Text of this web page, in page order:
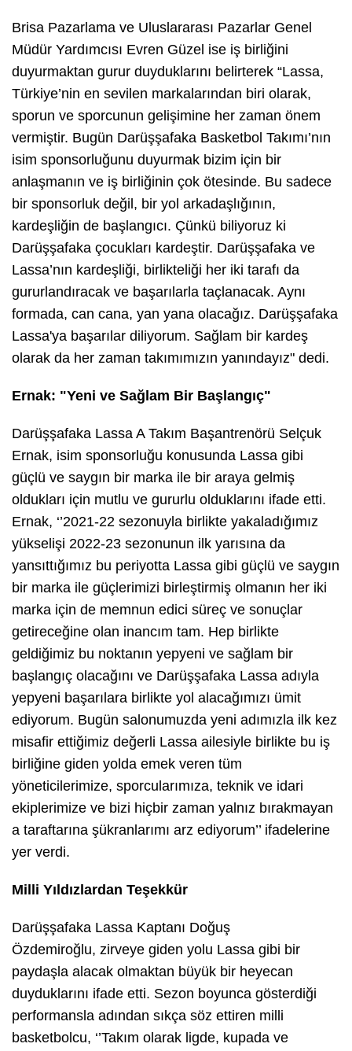
Brisa Pazarlama ve Uluslararası Pazarlar Genel
Müdür Yardımcısı Evren Güzel ise iş birliğini
duyurmaktan gurur duyduklarını belirterek “Lassa,
Türkiye’nin en sevilen markalarından biri olarak,
sporun ve sporcunun gelişimine her zaman önem
vermiştir. Bugün Darüşşafaka Basketbol Takımı’nın
isim sponsorluğunu duyurmak bizim için bir
anlaşmanın ve iş birliğinin çok ötesinde. Bu sadece
bir sponsorluk değil, bir yol arkadaşlığının,
kardeşliğin de başlangıcı. Çünkü biliyoruz ki
Darüşşafaka çocukları kardeştir. Darüşşafaka ve
Lassa’nın kardeşliği, birlikteliği her iki tarafı da
gururlandıracak ve başarılarla taçlanacak. Aynı
formada, can cana, yan yana olacağız. Darüşşafaka
Lassa'ya başarılar diliyorum. Sağlam bir kardeş
olarak da her zaman takımımızın yanındayız" dedi.
Ernak: "Yeni ve Sağlam Bir Başlangıç"
Darüşşafaka Lassa A Takım Başantrenörü Selçuk
Ernak, isim sponsorluğu konusunda Lassa gibi
güçlü ve saygın bir marka ile bir araya gelmiş
oldukları için mutlu ve gururlu olduklarını ifade etti.
Ernak, ‘’2021-22 sezonuyla birlikte yakaladığımız
yükselişi 2022-23 sezonunun ilk yarısına da
yansıttığımız bu periyotta Lassa gibi güçlü ve saygın
bir marka ile güçlerimizi birleştirmiş olmanın her iki
marka için de memnun edici süreç ve sonuçlar
getireceğine olan inancım tam. Hep birlikte
geldiğimiz bu noktanın yepyeni ve sağlam bir
başlangıç olacağını ve Darüşşafaka Lassa adıyla
yepyeni başarılara birlikte yol alacağımızı ümit
ediyorum. Bugün salonumuzda yeni adımızla ilk kez
misafir ettiğimiz değerli Lassa ailesiyle birlikte bu iş
birliğine giden yolda emek veren tüm
yöneticilerimize, sporcularımıza, teknik ve idari
ekiplerimize ve bizi hiçbir zaman yalnız bırakmayan
a taraftarına şükranlarımı arz ediyorum’’ ifadelerine
yer verdi.
Milli Yıldızlardan Teşekkür
Darüşşafaka Lassa Kaptanı Doğuş
Özdemiroğlu, zirveye giden yolu Lassa gibi bir
paydaşla alacak olmaktan büyük bir heyecan
duyduklarını ifade etti. Sezon boyunca gösterdiği
performansla adından sıkça söz ettiren milli
basketbolcu, ‘’Takım olarak ligde, kupada ve